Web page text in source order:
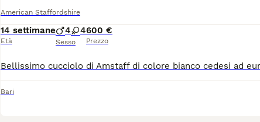
American Staffordshire
14 settimane
Età
4 4
Sesso
600 €
Prezzo
Bari